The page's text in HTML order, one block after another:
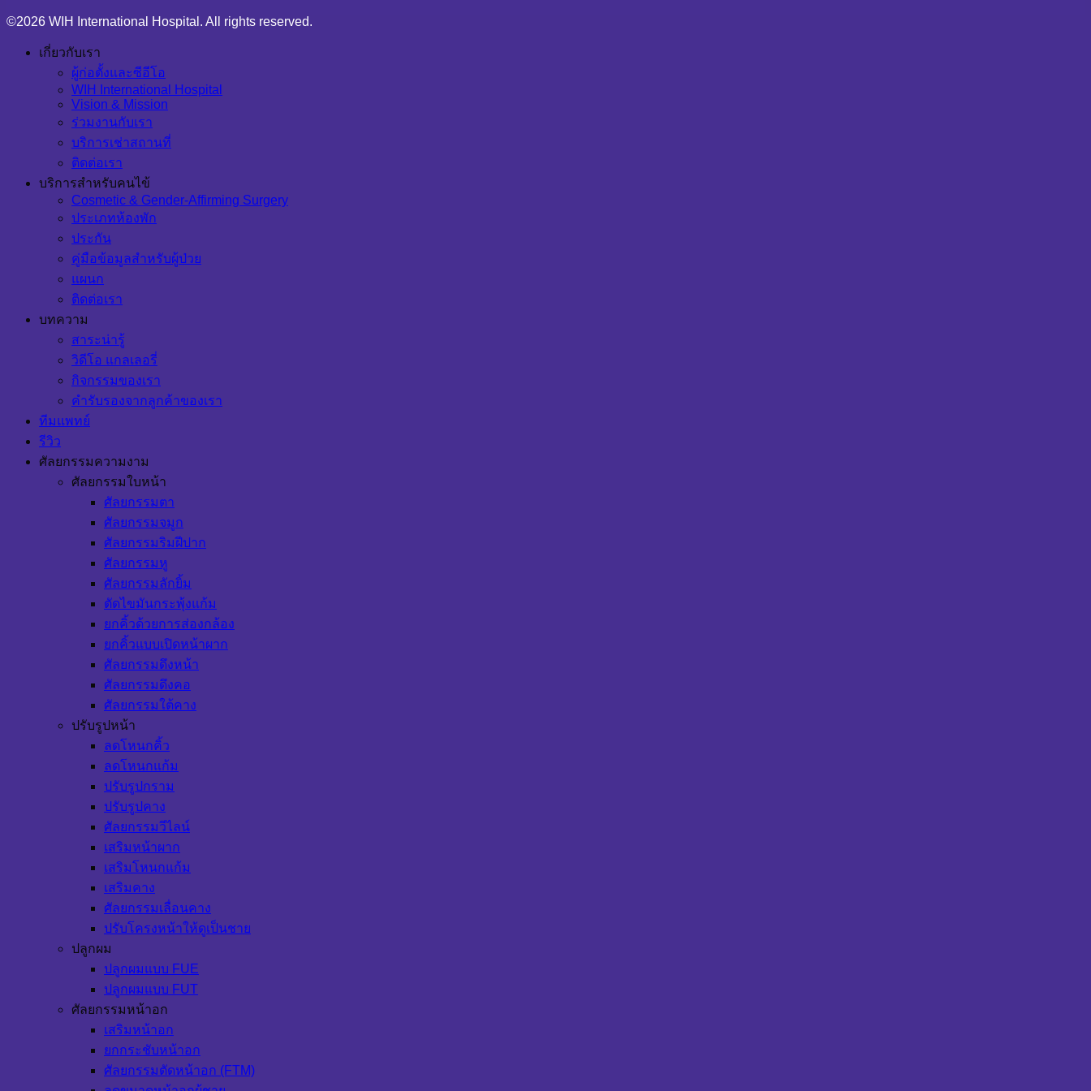
©2026 WIH International Hospital. All rights reserved.
เกี่ยวกับเรา
ผู้ก่อตั้งและซีอีโอ
WIH International Hospital
Vision & Mission
ร่วมงานกับเรา
บริการเช่าสถานที่
ติดต่อเรา
บริการสำหรับคนไข้
Cosmetic & Gender-Affirming Surgery
ประเภทห้องพัก
ประกัน
คู่มือข้อมูลสำหรับผู้ป่วย
แผนก
ติดต่อเรา
บทความ
สาระน่ารู้
วิดีโอ แกลเลอรี่
กิจกรรมของเรา
คำรับรองจากลูกค้าของเรา
ทีมแพทย์
รีวิว
ศัลยกรรมความงาม
ศัลยกรรมใบหน้า
ศัลยกรรมตา
ศัลยกรรมจมูก
ศัลยกรรมริมฝีปาก
ศัลยกรรมหู
ศัลยกรรมลักยิ้ม
ตัดไขมันกระพุ้งแก้ม
ยกคิ้วด้วยการส่องกล้อง
ยกคิ้วแบบเปิดหน้าผาก
ศัลยกรรมดึงหน้า
ศัลยกรรมดึงคอ
ศัลยกรรมใต้คาง
ปรับรูปหน้า
ลดโหนกคิ้ว
ลดโหนกแก้ม
ปรับรูปกราม
ปรับรูปคาง
ศัลยกรรมวีไลน์
เสริมหน้าผาก
เสริมโหนกแก้ม
เสริมคาง
ศัลยกรรมเลื่อนคาง
ปรับโครงหน้าให้ดูเป็นชาย
ปลูกผม
ปลูกผมแบบ FUE
ปลูกผมแบบ FUT
ศัลยกรรมหน้าอก
เสริมหน้าอก
ยกกระชับหน้าอก
ศัลยกรรมตัดหน้าอก (FTM)